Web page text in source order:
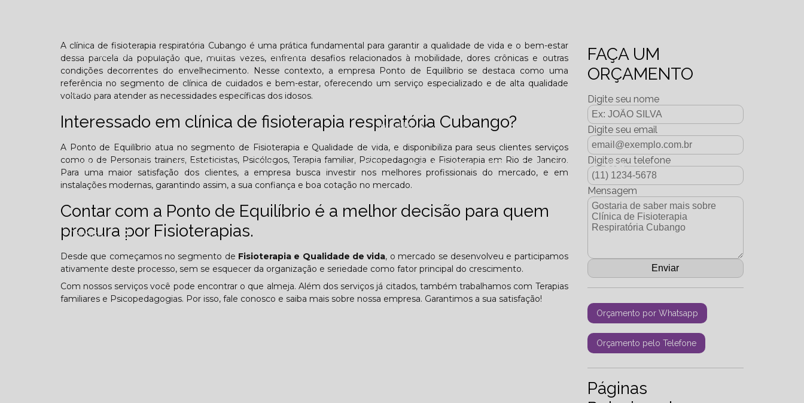
Você sabe o que é TOD (Transtorno opositivo desafiador)?
Galeria
Jornal PE
Edição Agosto - 2025 Edição Setembro - 2025 Edição Outubro - 2025 Edição Novembro - 2025 Edição Dezembro - 2025
Contato
A clínica de fisioterapia respiratória Cubango é uma prática fundamental para garantir a qualidade de vida e o bem-estar
dessa parcela da população que, muitas vezes, enfrenta desafios relacionados à mobilidade, dores crônicas e outras
condições decorrentes do envelhecimento. Nesse contexto, a empresa Ponto de Equilíbrio se destaca como uma
referência no segmento de clínica de cuidados e bem-estar, oferecendo um serviço especializado e de alta qualidade
voltado para atender as necessidades específicas dos idosos.
Interessado em clínica de fisioterapia respiratória Cubango?
A Ponto de Equilíbrio atua no segmento de Fisioterapia e Qualidade de vida, e disponibiliza para seus clientes serviços
como o de Personais trainers, Esteticistas, Psicólogos, Terapia familiar, Psicopedagogia e Fisioterapia em Rio de Janeiro.
Para uma maior satisfação dos clientes, a empresa busca investir nos melhores profissionais do mercado, e em
instalações modernas, garantindo assim, a sua confiança e boa cotação no mercado.
Contar com a Ponto de Equilíbrio é a melhor decisão para quem
procura por Fisioterapias.
Desde que começamos no segmento de Fisioterapia e Qualidade de vida, o mercado se desenvolveu e participamos
ativamente deste processo, sem se esquecer da organização e seriedade como fator principal do crescimento.
Com nossos serviços você pode encontrar o que almeja. Além dos serviços já citados, também trabalhamos com Terapias
familiares e Psicopedagogias. Por isso, fale conosco e saiba mais sobre nossa empresa. Garantimos a sua satisfação!
FAÇA UM
ORÇAMENTO
Digite seu nome
Digite seu email
Digite seu telefone
Mensagem
Orçamento por Whatsapp
Orçamento pelo Telefone
Páginas